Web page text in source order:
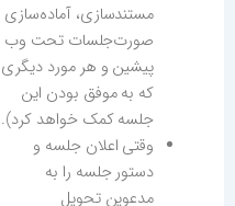
مستندسازی، آماده‌سازی
صورت‌جلسات تحت وب
پیشین و هر مورد دیگری
که به موفق بودن این
جلسه کمک خواهد کرد).
وقتی اعلان جلسه و
دستور جلسه را به
مدعوین تحویل